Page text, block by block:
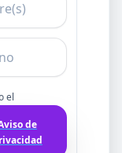
el
de